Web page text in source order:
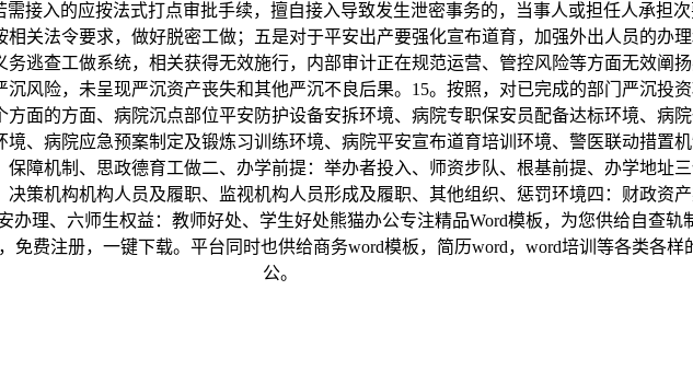
接入的应按法式打点审批手续，擅自接入导致发生泄密事务的，当事人或担任人承担
关法令要求，做好脱密工做；五是对于平安出产要强化宣布道育，加强外出人员的办
逃查工做系统，相关获得无效施行，内部审计正在规范运营、管控风险等方面无效阐
风险，未呈现严沉资产丧失和其他严沉不良后果。15。按照，对已完成的部门严沉投
面的方面、病院沉点部位平安防护设备安拆环境、病院专职保安员配备达标环境、病
、病院应急预案制定及锻炼习训练环境、病院平安宣布道育培训环境、警医联动措置
障机制、思政德育工做二、办学前提：举办者投入、师资步队、根基前提、办学地址
策机构机构人员及履职、监视机构人员形成及履职、其他组织、惩罚环境四：财政资
理、六师生权益：教师好处、学生好处熊猫办公专注精品Word模板，为您供给自查轨
费注册，一键下载。平台同时也供给商务word模板，简历word，word培训等各类各样
公。